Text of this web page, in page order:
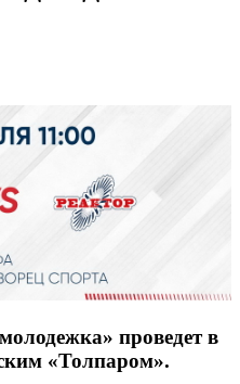
проведет в
«Толпаром».